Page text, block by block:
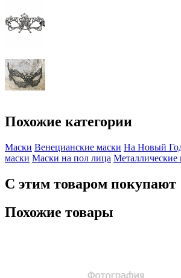
Похожие категории
Маски Венецианские маски На Новый
маски Маски на пол лица Металлические
С этим товаром покупают
Похожие товары